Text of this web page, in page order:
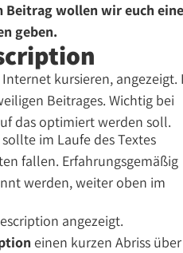
Beitrag wollen wir euch
geben.
kursieren, angezeigt.
Beitrages. Wichtig bei
das optimiert werden soll.
im Laufe des Textes
fallen. Erfahrungsgemäßig
werden, weiter oben im
angezeigt.
einen kurzen Abriss über